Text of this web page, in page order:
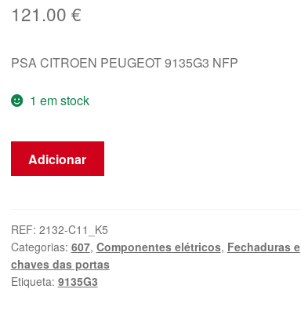
121.00 €
PSA CITROEN PEUGEOT 9135G3 NFP
1 em stock
Quantidade
Porta
Dianteira
Esquerda
Peugeot
Adicionar
REF: 2132-C11_K5
Categorias: 607, Componentes elétricos, Fechaduras e
chaves das portas
Etiqueta: 9135G3